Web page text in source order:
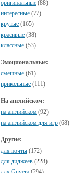
оригинальные (88)
интересные (77)
крутые (165)
красивые (38)
классные (53)
Эмоциональные:
смешные (61)
прикольные (111)
На английском:
на английском (92)
на английском для игр (68)
Другие:
для почты (172)
для диджеев (228)